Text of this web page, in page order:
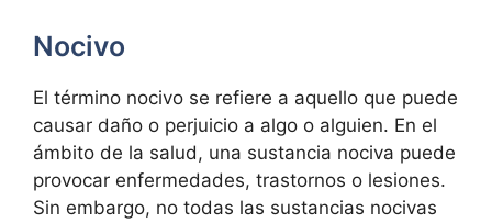
Nocivo
El término nocivo se refiere a aquello que puede
causar daño o perjuicio a algo o alguien. En el
ámbito de la salud, una sustancia nociva puede
provocar enfermedades, trastornos o lesiones.
Sin embargo, no todas las sustancias nocivas